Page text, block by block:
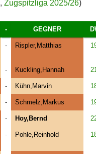
, Zugspitzliga 2025/26)
- GEGNER
- Rispler,Matthias
- Kuckling,Hannah
- Kühn,Marvin
- Schmelz,Markus
- Hoy,Bernd
- Pohle,Reinhold